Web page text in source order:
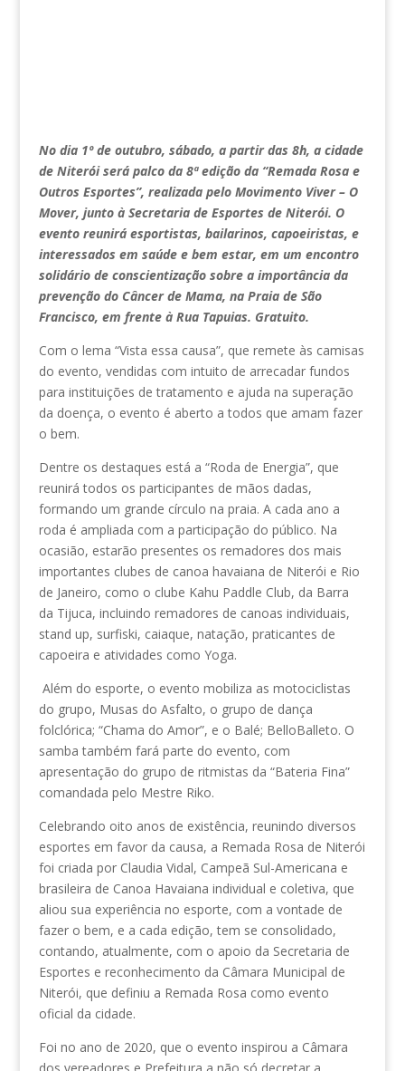
No dia 1º de outubro, sábado, a partir das 8h, a cidade
de Niterói será palco da 8ª edição da “Remada Rosa e
Outros Esportes”, realizada pelo Movimento Viver – O
Mover, junto à Secretaria de Esportes de Niterói. O
evento reunirá esportistas, bailarinos, capoeiristas, e
interessados em saúde e bem estar, em um encontro
solidário de conscientização sobre a importância da
prevenção do Câncer de Mama, na Praia de São
Francisco, em frente à Rua Tapuias. Gratuito.
Com o lema “Vista essa causa”, que remete às camisas
do evento, vendidas com intuito de arrecadar fundos
para instituições de tratamento e ajuda na superação
da doença, o evento é aberto a todos que amam fazer
o bem.
Dentre os destaques está a “Roda de Energia”, que
reunirá todos os participantes de mãos dadas,
formando um grande círculo na praia. A cada ano a
roda é ampliada com a participação do público. Na
ocasião, estarão presentes os remadores dos mais
importantes clubes de canoa havaiana de Niterói e Rio
de Janeiro, como o clube Kahu Paddle Club, da Barra
da Tijuca, incluindo remadores de canoas individuais,
stand up, surfiski, caiaque, natação, praticantes de
capoeira e atividades como Yoga.
Além do esporte, o evento mobiliza as motociclistas
do grupo, Musas do Asfalto, o grupo de dança
folclórica; “Chama do Amor”, e o Balé; BelloBalleto. O
samba também fará parte do evento, com
apresentação do grupo de ritmistas da “Bateria Fina”
comandada pelo Mestre Riko.
Celebrando oito anos de existência, reunindo diversos
esportes em favor da causa, a Remada Rosa de Niterói
foi criada por Claudia Vidal, Campeã Sul-Americana e
brasileira de Canoa Havaiana individual e coletiva, que
aliou sua experiência no esporte, com a vontade de
fazer o bem, e a cada edição, tem se consolidado,
contando, atualmente, com o apoio da Secretaria de
Esportes e reconhecimento da Câmara Municipal de
Niterói, que definiu a Remada Rosa como evento
oficial da cidade.
Foi no ano de 2020, que o evento inspirou a Câmara